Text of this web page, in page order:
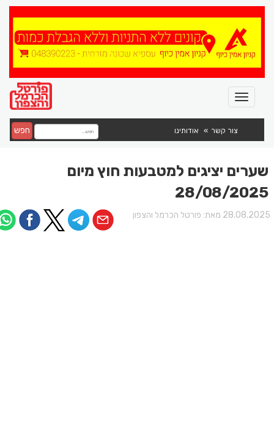
צור קשר אודותינו חפש
שערים יציגים למטבעות חוץ מיום
28/08/2025
מאת: פורטל הכרמל והצפון